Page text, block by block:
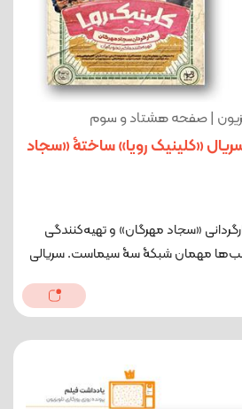
| صفحه هشتاد و سوم
«کلینیک رویا» ساختۀ «سجاد
«سجاد مهرگان» و تهیه‌کنندگی
شب‌ها مهمان شبکۀ سۀ سیماست. سریالی